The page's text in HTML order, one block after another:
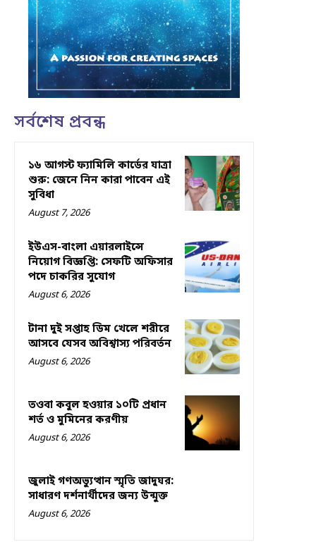
সর্বশেষ প্রবন্ধ
১৬ আগস্ট ফ্যামিলি কার্ডের যাত্রা
শুরু: জেনে নিন কারা পাবেন এই
সুবিধা
August 7, 2026
ইউএস-বাংলা এয়ারলাইন্সে
নিয়োগ বিজ্ঞপ্তি: সেফটি অফিসার
পদে চাকরির সুযোগ
August 6, 2026
টানা দুই সপ্তাহ ডিম খেলে শরীরে
আসবে যেসব অবিশ্বাস্য পরিবর্তন
August 6, 2026
তওবা কবুল হওয়ার ১০টি প্রধান
শর্ত ও মুমিনের করণীয়
August 6, 2026
জুলাই গণঅভ্যুত্থান স্মৃতি জাদুঘর:
সাধারণ দর্শনার্থীদের জন্য উন্মুক্ত
August 6, 2026